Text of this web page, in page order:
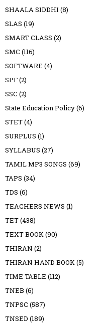
SHAALA SIDDHI (8)
SLAS (19)
SMART CLASS (2)
SMC (116)
SOFTWARE (4)
SPF(2)
SSC (2)
State Education Policy(6)
STET(4)
SURPLUS (1)
SYLLABUS (27)
TAMIL MP3 SONGS (69)
TAPS (34)
TDS (6)
TEACHERS NEWS (1)
TET(438)
TEXT BOOK(90)
THIRAN (2)
THIRAN HAND BOOK(5)
TIME TABLE (112)
TNEB (6)
TNPSC (587)
TNSED (189)